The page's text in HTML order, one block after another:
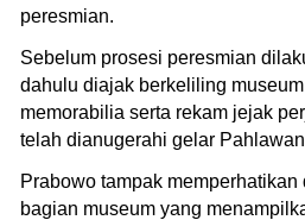
peresmian.
Sebelum prosesi peresmian
dahulu diajak berkeliling
memorabilia serta rekam jejak
telah dianugerahi gelar
Prabowo tampak
bagian museum yang